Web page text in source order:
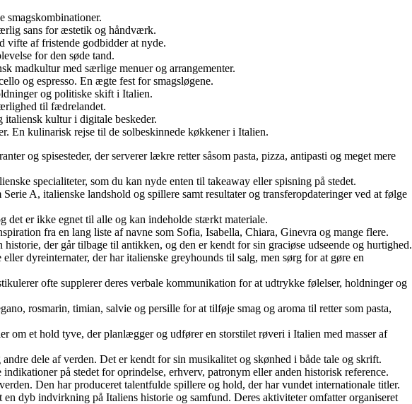
smagskombinationer.
sans for æstetik og håndværk.
vifte af fristende godbidder at nyde.
for den søde tand.
madkultur med særlige menuer og arrangementer.
og espresso. En ægte fest for smagsløgene.
og politiske skift i Italien.
til fædrelandet.
kultur i digitale beskeder.
En kulinarisk rejse til de solbeskinnede køkkener i Italien.
og spisesteder, der serverer lækre retter såsom pasta, pizza, antipasti og meget mere
specialiteter, som du kan nyde enten til takeaway eller spisning på stedet.
A, italienske landshold og spillere samt resultater og transferopdateringer ved at følge
det er ikke egnet til alle og kan indeholde stærkt materiale.
fra en lang liste af navne som Sofia, Isabella, Chiara, Ginevra og mange flere.
der går tilbage til antikken, og den er kendt for sin graciøse udseende og hurtighed.
dyreinternater, der har italienske greyhounds til salg, men sørg for at gøre en
ofte supplerer deres verbale kommunikation for at udtrykke følelser, holdninger og
rosmarin, timian, salvie og persille for at tilføje smag og aroma til retter som pasta,
et hold tyve, der planlægger og udfører en storstilet røveri i Italien med masser af
dele af verden. Det er kendt for sin musikalitet og skønhed i både tale og skrift.
på stedet for oprindelse, erhverv, patronym eller anden historisk reference.
Den har produceret talentfulde spillere og hold, der har vundet internationale titler.
dyb indvirkning på Italiens historie og samfund. Deres aktiviteter omfatter organiseret